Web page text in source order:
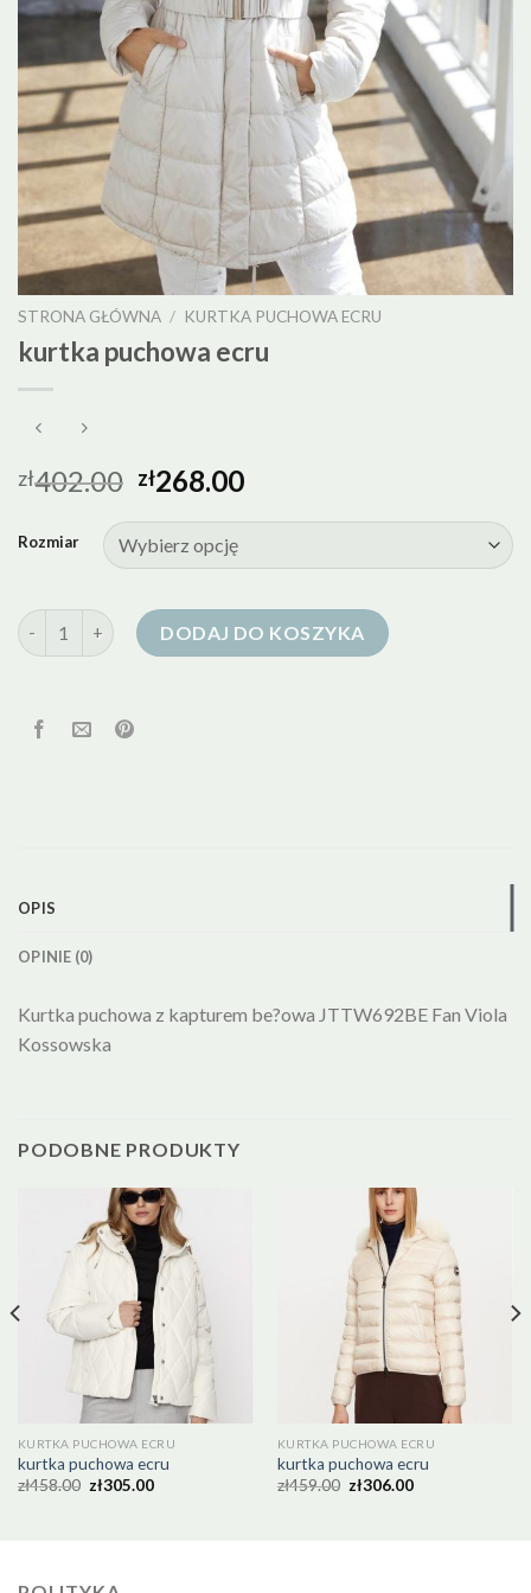
STRONA GŁÓWNA / KURTKA PUCHOWA ECRU
kurtka puchowa ecru
zł402.00 zł268.00
Rozmiar
ilość kurtka puchowa ecruDODAJ DO KOSZYKA
OPIS
OPINIE (0)
Kurtka puchowa z kapturem be?owa JTTW692BE Fan Viola
Kossowska
PODOBNE PRODUKTY
KURTKA PUCHOWA ECRU
kurtka puchowa ecru
zł458.00 zł305.00
KURTKA PUCHOWA ECRU
kurtka puchowa ecru
zł459.00 zł306.00